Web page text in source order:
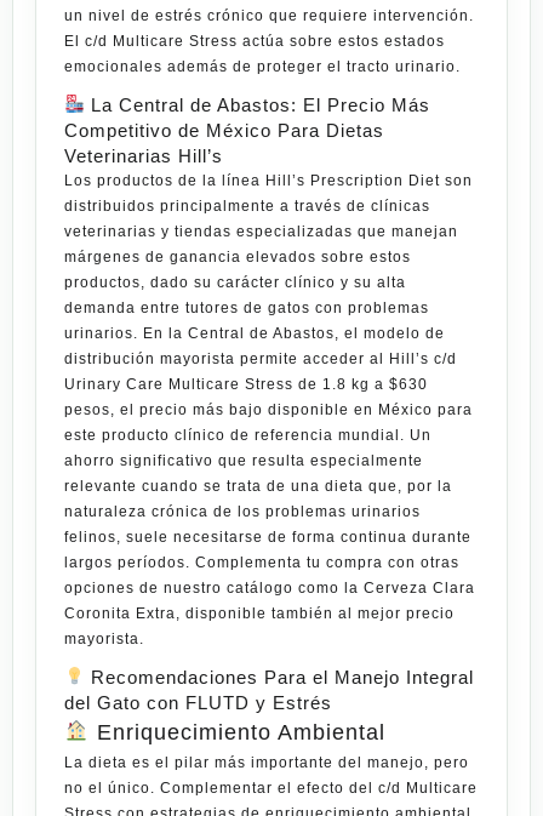
un nivel de estrés crónico que requiere intervención.
El c/d Multicare Stress actúa sobre estos estados
emocionales además de proteger el tracto urinario.
La Central de Abastos: El Precio Más
Competitivo de México Para Dietas
Veterinarias Hill’s
Los productos de la línea Hill’s Prescription Diet son
distribuidos principalmente a través de clínicas
veterinarias y tiendas especializadas que manejan
márgenes de ganancia elevados sobre estos
productos, dado su carácter clínico y su alta
demanda entre tutores de gatos con problemas
urinarios. En la Central de Abastos , el modelo de
distribución mayorista permite acceder al Hill’s c/d
Urinary Care Multicare Stress de 1.8 kg a $630
pesos , el precio más bajo disponible en México para
este producto clínico de referencia mundial. Un
ahorro significativo que resulta especialmente
relevante cuando se trata de una dieta que, por la
naturaleza crónica de los problemas urinarios
felinos, suele necesitarse de forma continua durante
largos períodos. Complementa tu compra con otras
opciones de nuestro catálogo como la Cerveza Clara
Coronita Extra
, disponible también al mejor precio
mayorista.
Recomendaciones Para el Manejo Integral
del Gato con FLUTD y Estrés
Enriquecimiento Ambiental
La dieta es el pilar más importante del manejo, pero
no el único. Complementar el efecto del c/d Multicare